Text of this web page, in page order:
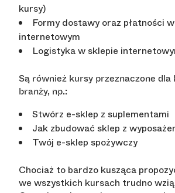
kursy)
Formy dostawy oraz płatności
internetowym
Logistyka w sklepie
Są również kursy przeznaczone dla
branży, np.:
Stwórz e-sklep z suplementami
Jak zbudować sklep z
Twój e-sklep spożywczy
Chociaż to bardzo kusząca
we wszystkich kursach trudno